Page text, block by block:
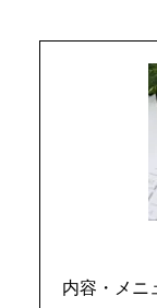
内容・メニ